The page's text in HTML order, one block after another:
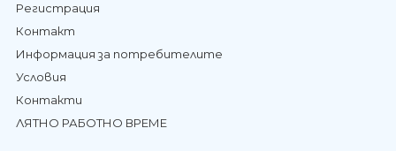
Регистрация
Контакт
Информация за потребителите
Условия
Контакти
ЛЯТНО РАБОТНО ВРЕМЕ